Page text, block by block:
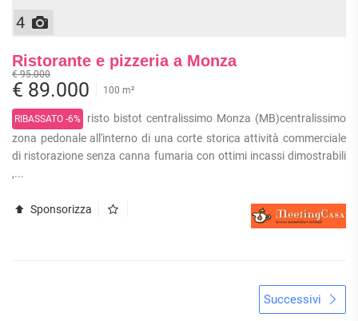
4
Ristorante e pizzeria a Monza
€ 95.000
€ 89.000 100 m²
RIBASSATO -6%
risto bistot centralissimo Monza (MB)centralissimo
zona pedonale all'interno di una corte storica attività commerciale
di ristorazione senza canna fumaria con ottimi incassi dimostrabili
,...
Sponsorizza
Successivi